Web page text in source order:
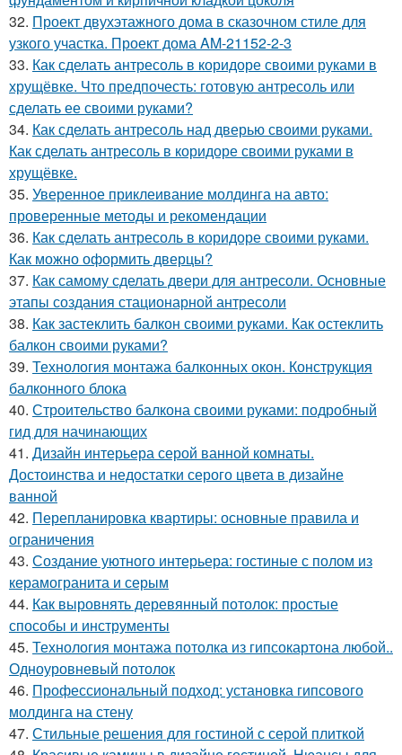
32. Проект двухэтажного дома в сказочном стиле для
узкого участка. Проект дома AM-21152-2-3
33. Как сделать антресоль в коридоре своими руками в
хрущёвке. Что предпочесть: готовую антресоль или
сделать ее своими руками?
34. Как сделать антресоль над дверью своими руками.
Как сделать антресоль в коридоре своими руками в
хрущёвке.
35. Уверенное приклеивание молдинга на авто:
проверенные методы и рекомендации
36. Как сделать антресоль в коридоре своими руками.
Как можно оформить дверцы?
37. Как самому сделать двери для антресоли. Основные
этапы создания стационарной антресоли
38. Как застеклить балкон своими руками. Как остеклить
балкон своими руками?
39. Технология монтажа балконных окон. Конструкция
балконного блока
40. Строительство балкона своими руками: подробный
гид для начинающих
41. Дизайн интерьера серой ванной комнаты.
Достоинства и недостатки серого цвета в дизайне
ванной
42. Перепланировка квартиры: основные правила и
ограничения
43. Создание уютного интерьера: гостиные с полом из
керамогранита и серым
44. Как выровнять деревянный потолок: простые
способы и инструменты
45. Технология монтажа потолка из гипсокартона любой..
Одноуровневый потолок
46. Профессиональный подход: установка гипсового
молдинга на стену
47. Стильные решения для гостиной с серой плиткой